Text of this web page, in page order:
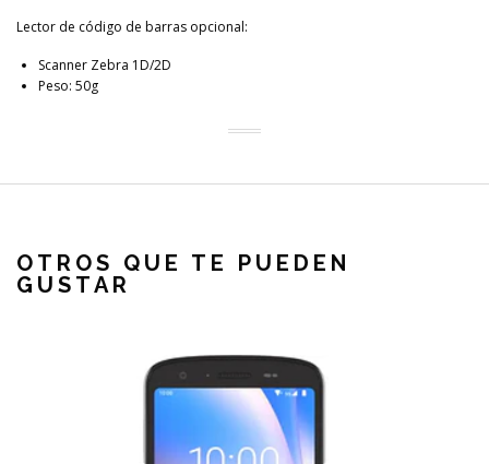
Lector de código de barras opcional:
Scanner Zebra 1D/2D
Peso: 50g
OTROS QUE TE PUEDEN
GUSTAR